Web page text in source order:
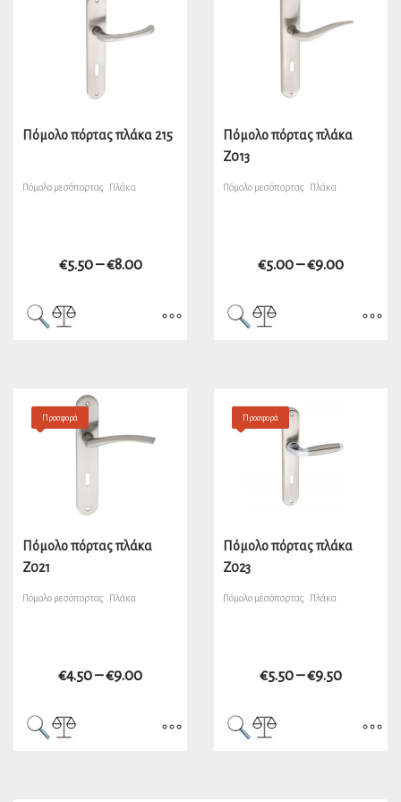
Πόμολο πόρτας πλάκα 215
Πόμολο μεσόπορτας Πλάκα
€5.50–€8.00
Πόμολο πόρτας πλάκα
Ζ013
Πόμολο μεσόπορτας Πλάκα
€5.00–€9.00
Προσφορά
Πόμολο πόρτας πλάκα
Ζ021
Πόμολο μεσόπορτας Πλάκα
€4.50–€9.00
Προσφορά
Πόμολο πόρτας πλάκα
Ζ023
Πόμολο μεσόπορτας Πλάκα
€5.50–€9.50